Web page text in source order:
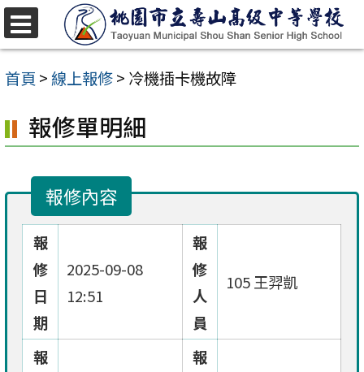
跳
至
主
內
容
首頁 >線上報修> 冷機插卡機故障
報修單明細
報修內容
報
修
日
期
2025-09-08
12:51
報
修
人
員
105 王羿凱
報
報
選
單